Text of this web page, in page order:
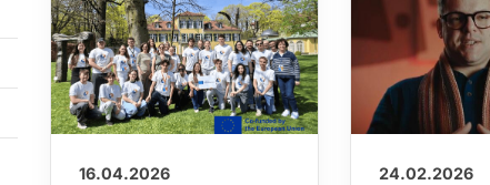
16.04.2026 24.02.2026